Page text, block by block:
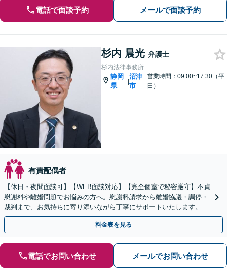
電話で面談予約 メールで面談予約
杉内 晨光 弁護士
杉内法律事務所
静岡
県
|
沼津
市
営業時間：09:00~17:30（平
日）
有責配偶者
【休日・夜間面談可】【WEB面談対応】【完全個室で秘密厳守】不貞
慰謝料や離婚問題でお悩みの方へ。慰謝料請求から離婚協議・調停・
裁判まで、お気持ちに寄り添いながら丁寧にサポートいたします。
料金表を見る
電話でお問い合わせ メールでお問い合わせ